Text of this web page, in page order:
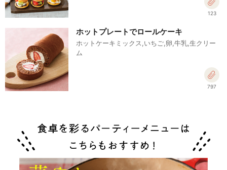
123
ホットプレートでロールケーキ
ホットケーキミックス,いちご,卵,牛乳,生クリー
ム
797